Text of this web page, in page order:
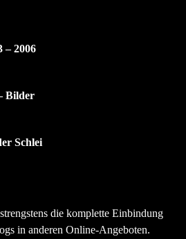
– 2006
Bilder
Schlei
die komplette Einbindung
in anderen Online-Angeboten.